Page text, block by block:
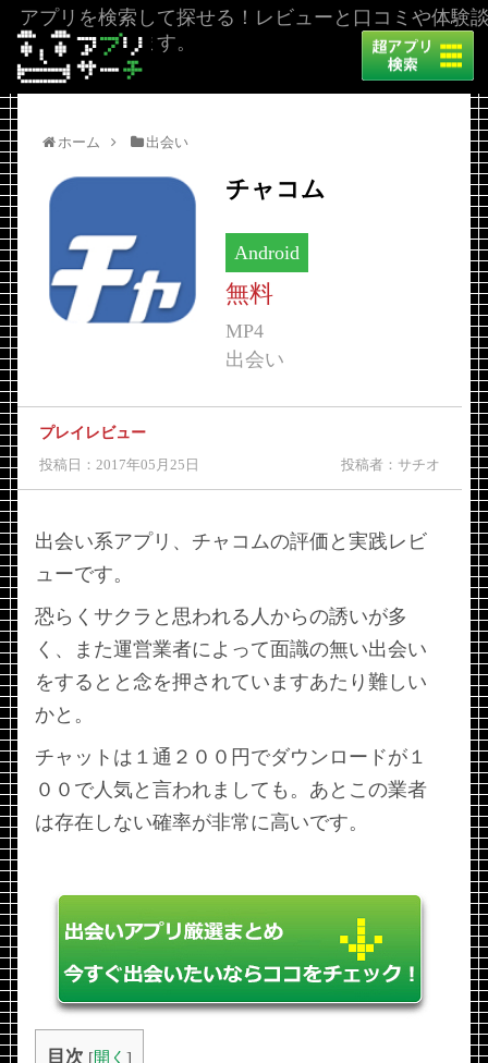
アプリを検索して探せる！レビューと口コミや体験
を掲載しています。
ホーム 出会い
チャコム
Android
無料
MP4
出会い
プレイレビュー
投稿日：2017年05月25日 投稿者：サチオ
出会い系アプリ、チャコムの評価と実践レビ
ューです。
恐らくサクラと思われる人からの誘いが多
く、また運営業者によって面識の無い出会い
をするとと念を押されていますあたり難しい
かと。
チャットは１通２００円でダウンロードが１
００で人気と言われましても。あとこの業者
は存在しない確率が非常に高いです。
目次 [開く ]